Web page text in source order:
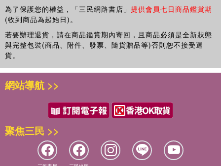
Role of Religion in US Politics; the USA and the Global
Financial Crisis; Aboriginal Peoples in Canada
historical, political and economic surveys of the US states
and Canadian provinces and territories
statistical surveys of economic and demographic
detailed information on selected organizations, prominent
figures and research institutes active in the region.
為了保護您的權益，「三民網路書店」 提供會員七日商品鑑賞期
(收到商品為起始日)。
若要辦理退貨，請在商品鑑賞期內寄回，且商品必須是全新狀態
與完整包裝(商品、附件、發票、隨貨贈品等)否則恕不接受退
貨。
網站導航 >>
聚焦三民 >>